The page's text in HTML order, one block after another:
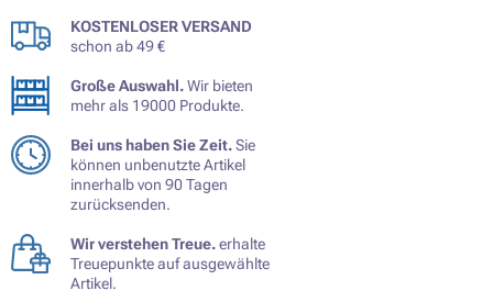
KOSTENLOSER VERSAND
schon ab 49 €
Große Auswahl.Wir bieten
mehr als 19000 Produkte.
Bei uns haben Sie Zeit.Sie
können unbenutzte Artikel
innerhalb von 90 Tagen
zurücksenden.
Wir verstehen Treue.erhalte
Treuepunkte auf ausgewählte
Artikel.